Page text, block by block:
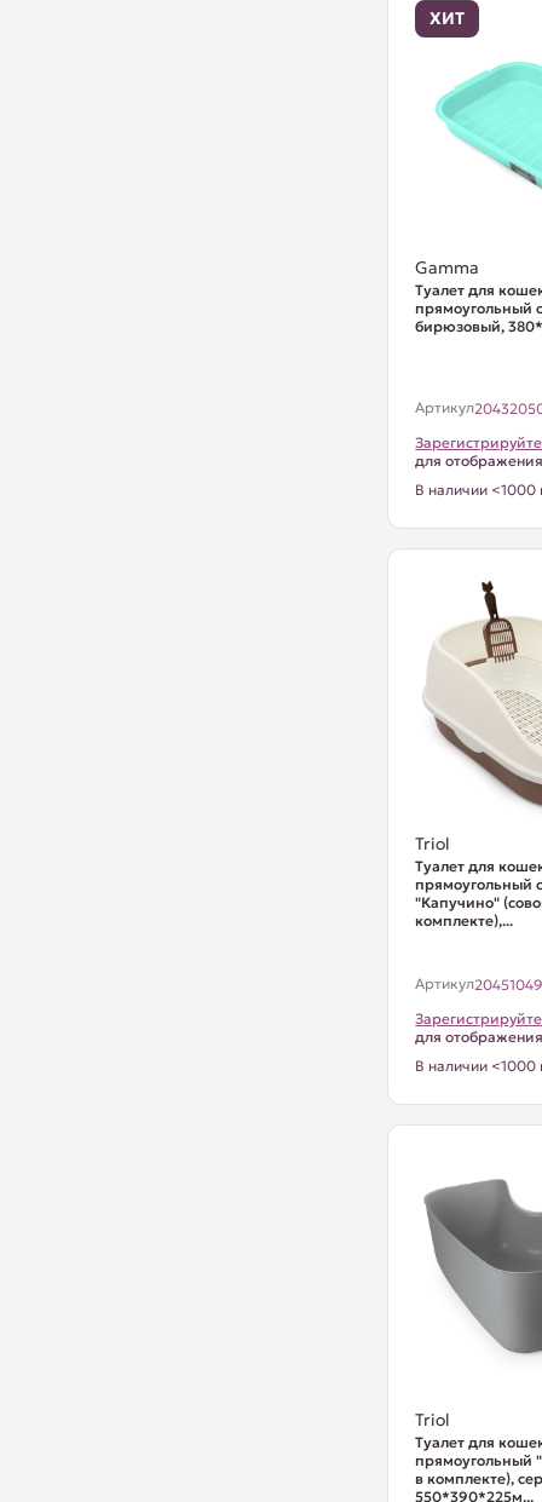
ХИТ
Gamma
Туалет для
прямоугольный
бирюзовый,
Артикул
для
В наличии <1000
Triol
Туалет для
прямоугольный
"Капучино"
комплекте),...
Артикул
для
В наличии <1000
Triol
Туалет для
прямоугольный
в комплекте),
550*390*225м...